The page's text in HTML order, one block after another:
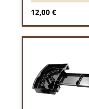
Regulärer Preis:
12,00 €